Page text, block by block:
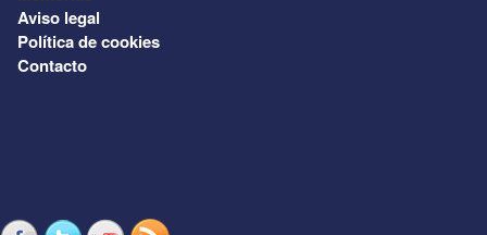
Aviso legal
Política de cookies
Contacto